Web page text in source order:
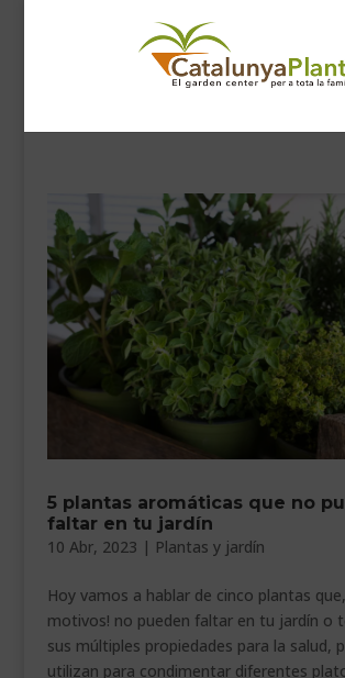
SÍGUENOS EN:
INICIO
PLANTAS
COMPLEMENTOS JARDÍN
MASCOTAS
DECORACIÓN
HORARIO GARDEN
___________________________
VEURE EN CATALÀ
5 plantas aromáticas que no
faltar en tu jardín
10 Abr, 2023 | Plantas y jardín
Hoy vamos a hablar de cinco plantas
motivos! no pueden faltar en tu jardín o
sus múltiples propiedades para la salud,
utilizan para condimentar diferentes